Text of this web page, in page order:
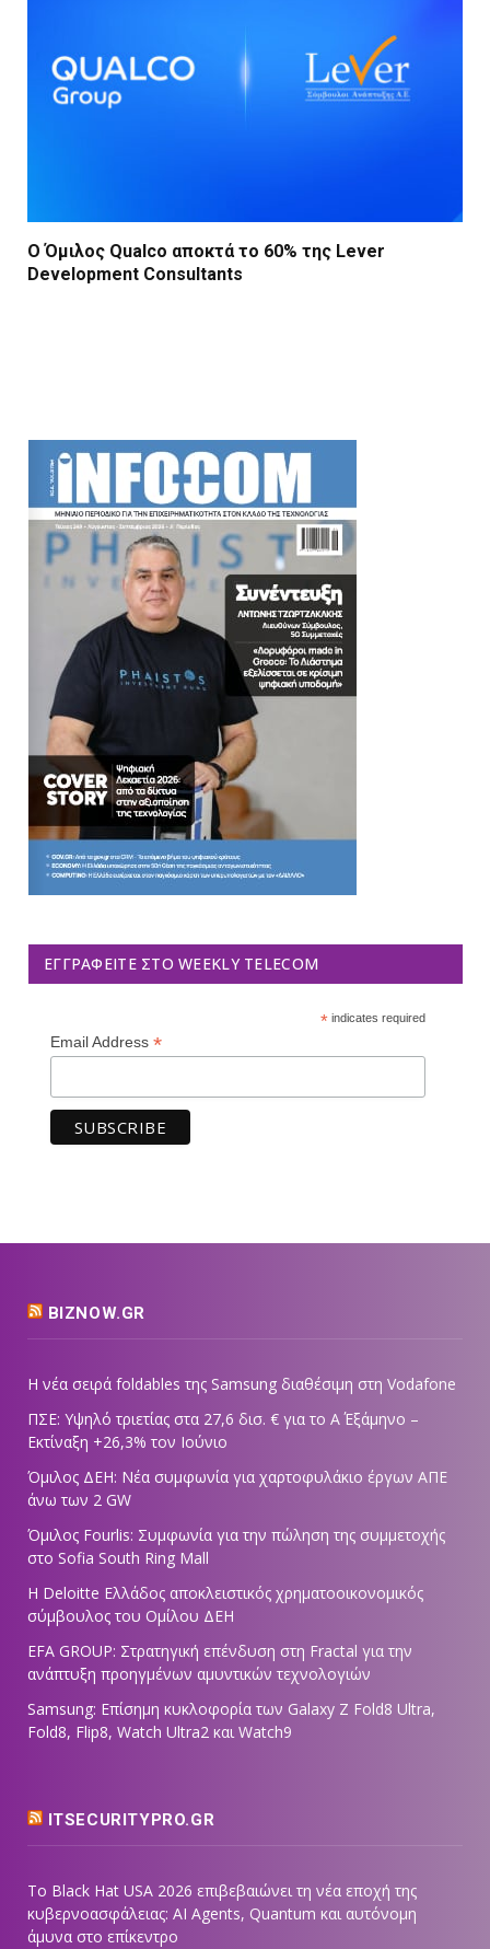
Ο Όμιλος Qualco αποκτά το 60% της Lever
Development Consultants
ΕΓΓΡΑΦΕΊΤΕ ΣΤΟ WEEKLY TELECOM
*indicates required
Email Address *
BIZNOW.GR
Η νέα σειρά foldables της Samsung διαθέσιμη στη Vodafone
ΠΣΕ: Υψηλό τριετίας στα 27,6 δισ. € για το Α΄ Εξάμηνο –
Εκτίναξη +26,3% τον Ιούνιο
Όμιλος ΔΕΗ: Νέα συμφωνία για χαρτοφυλάκιο έργων ΑΠΕ
άνω των 2 GW
Όμιλος Fourlis: Συμφωνία για την πώληση της συμμετοχής
στο Sofia South Ring Mall
Η Deloitte Ελλάδος αποκλειστικός χρηματοοικονομικός
σύμβουλος του Ομίλου ΔΕΗ
EFA GROUP: Στρατηγική επένδυση στη Fractal για την
ανάπτυξη προηγμένων αμυντικών τεχνολογιών
Samsung: Επίσημη κυκλοφορία των Galaxy Z Fold8 Ultra,
Fold8, Flip8, Watch Ultra2 και Watch9
ITSECURITYPRO.GR
Το Black Hat USA 2026 επιβεβαιώνει τη νέα εποχή της
κυβερνοασφάλειας: AI Agents, Quantum και αυτόνομη
άμυνα στο επίκεντρο